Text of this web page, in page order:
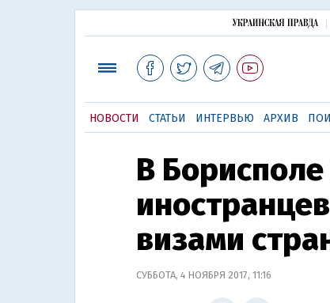
НОВОСТИ СТАТЬИ ИНТЕРВЬЮ АРХИВ
В
визами
СУББОТА, 4 НОЯБРЯ 2017, 11:16